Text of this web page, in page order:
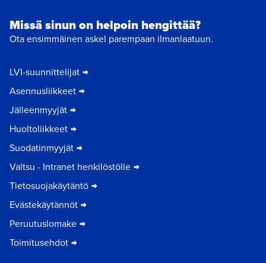
Missä sinun on helpoin hengittää?
Ota ensimmäinen askel parempaan ilmanlaatuun.
LVI-suunnittelijat
Asennusliikkeet
Jälleenmyyjät
Huoltoliikkeet
Suodatinmyyjät
Valtsu - Intranet henkilöstölle
Tietosuojakäytäntö
Evästekäytännöt
Peruutuslomake
Toimitusehdot